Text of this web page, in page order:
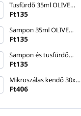
Tusfürdő 35ml OLIVE
CARE
Ft135
Sampon 35ml OLIVE
CARE
Ft135
Sampon és tusfürdő
30ml HAVANA
Ft135
Mikroszálas kendő 30x30
cm, kék
Ft406